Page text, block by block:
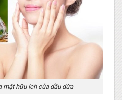
mặt hữu ích của dầu dừa